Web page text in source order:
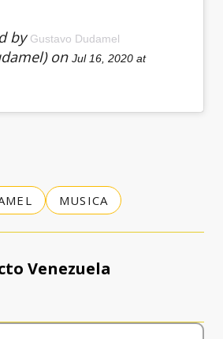
byGustavo Dudamel
on Jul 16, 2020 at
MUSICA
Venezuela